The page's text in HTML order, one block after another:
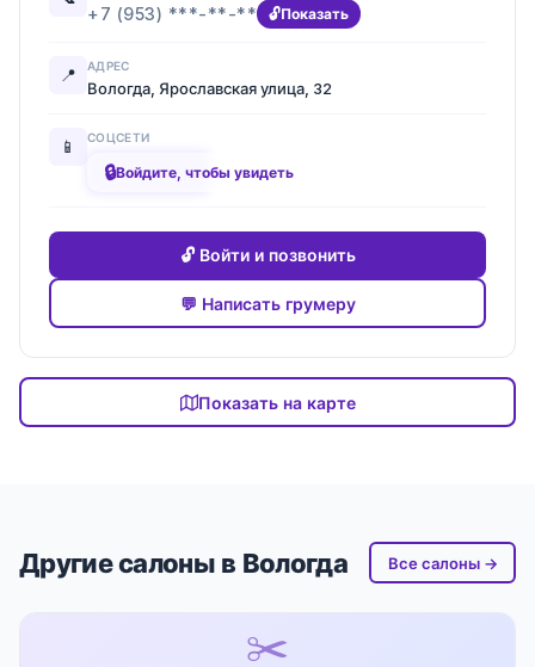
+7 (953) ***-**-** Показать
📍 АДРЕС
Вологда, Ярославская улица, 32
📱 СОЦСЕТИ
████████
🔒Войдите, чтобы увидеть
🔓 Войти и позвонить
💬 Написать грумеру
Показать на карте
Другие салоны в Вологда Все салоны →
✂️